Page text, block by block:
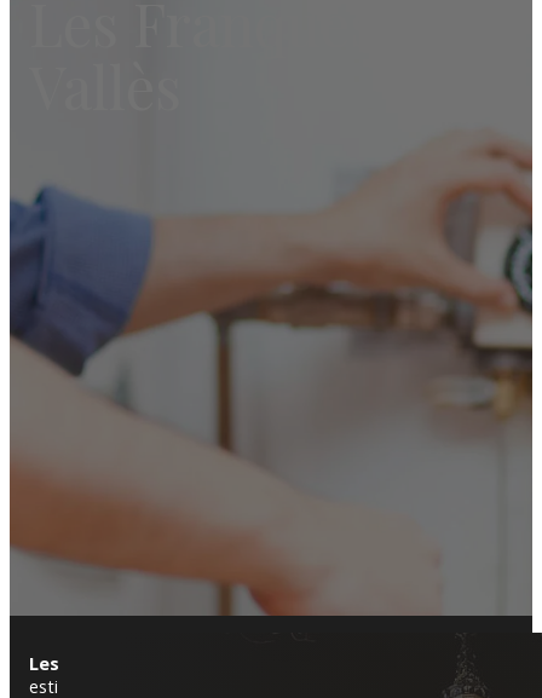
Les Franqueses del Vallès
es un municipio que combina lo
estilo clásico, mientras que en áreas como
L’Ametlla del